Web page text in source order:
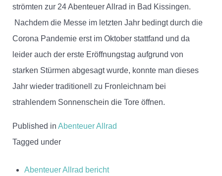
strömten zur 24 Abenteuer Allrad in Bad Kissingen.
Nachdem die Messe im letzten Jahr bedingt durch die
Corona Pandemie erst im Oktober stattfand und da
leider auch der erste Eröffnungstag aufgrund von
starken Stürmen abgesagt wurde, konnte man dieses
Jahr wieder traditionell zu Fronleichnam bei
strahlendem Sonnenschein die Tore öffnen.
Published in Abenteuer Allrad
Tagged under
Abenteuer Allrad bericht